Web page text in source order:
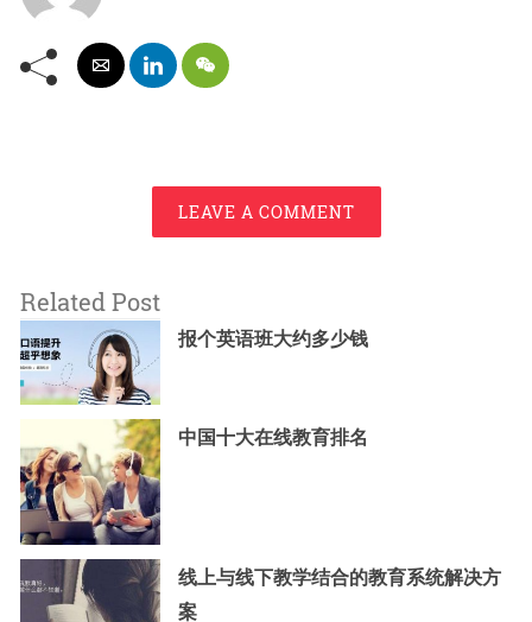
LEAVE A COMMENT
Related Post
报个英语班大约多少钱
中国十大在线教育排名
线上与线下教学结合的教育系统解决方
案